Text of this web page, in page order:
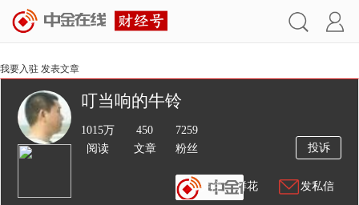
文章 直播
我要入驻 发表文章
叮当响的牛铃
投诉
1015万
阅读
送鲜花
450
文章
发私信
7259
粉丝